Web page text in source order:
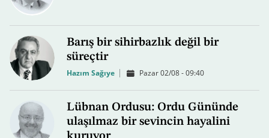
Barış bir sihirbazlık değil bir
süreçtir
Hazım Sağıye Pazar 02/08 - 09:40
Lübnan Ordusu: Ordu Gününde
ulaşılmaz bir sevincin hayalini